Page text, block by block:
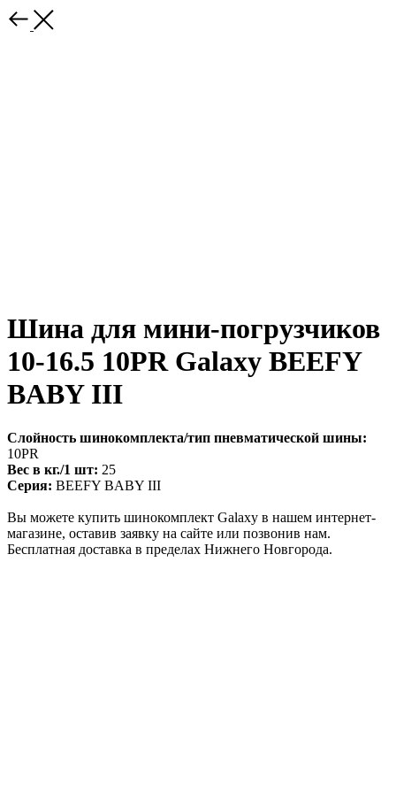
Шина для мини-погрузчиков
10-16.5 10PR Galaxy BEEFY
BABY III
Слойность шинокомплекта/тип пневматической шины:
10PR
Вес в кг./1 шт: 25
Серия: BEEFY BABY III
Вы можете купить шинокомплект Galaxy в нашем интернет-
магазине, оставив заявку на сайте или позвонив нам.
Бесплатная доставка в пределах Нижнего Новгорода.